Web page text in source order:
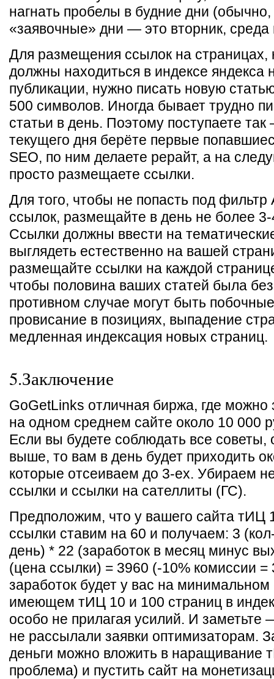
нагнать пробелы в будние дни
«заявочные» дни — это вторник, среда
Для размещения ссылок на страницах,
должны находиться в индексе яндекса
публикации, нужно писать новую
500 символов. Иногда бывает трудно
статьи в день. Поэтому поступаете
текущего дня берёте первые
SEO, по ним делаете рерайт, а на
просто размещаете ссылки.
Для того, чтобы не попасть под
ссылок, размещайте в день не более
Ссылки должны ввести на
выглядеть естественно на вашей
размещайте ссылки на каждой
чтобы половина ваших статей была
противном случае могут быть
провисание в позициях, выпадение
медленная индексация новых страниц.
5.Заключение
GoGetLinks отличная биржа, где можно
на одном среднем сайте около 10 000
Если вы будете соблюдать все советы,
выше, то вам в день будет приходить
которые отсеиваем до 3-ех. Убираем
ссылки и ссылки на сателлиты (ГС).
Предположим, что у вашего сайта тИЦ
ссылки ставим на 60 и получаем: 3
день) * 22 (заработок в месяц минус
(цена ссылки) = 3960 (-10% комиссии =
заработок будет у вас на минимальном
имеющем тИЦ 10 и 100 страниц в
особо не прилагая усилий. И
не рассылали заявки оптимизаторам.
деньги можно вложить в наращивание
проблема) и пустить сайт на